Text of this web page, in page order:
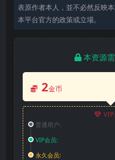
表原作者本人，並不必然反映
本平台官方的政策或立場。
本资源
2金币
VIP
普通用户:
VIP会员:
永久会员: